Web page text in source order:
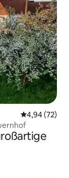
4,94 (72)